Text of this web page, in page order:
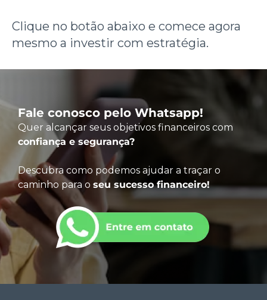
Clique no botão abaixo e comece agora
mesmo a investir com estratégia.
Fale conosco pelo Whatsapp!
Quer alcançar seus objetivos financeiros com
confiança e segurança?
Descubra como podemos ajudar a traçar o
caminho para o seu sucesso financeiro!